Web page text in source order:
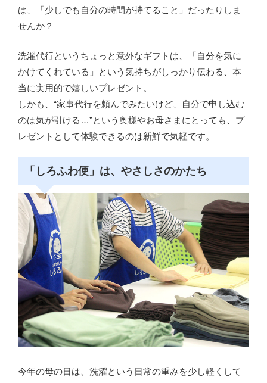
は、「少しでも自分の時間が持てること」だったりしま
せんか？
洗濯代行というちょっと意外なギフトは、「自分を気に
かけてくれている」という気持ちがしっかり伝わる、本
当に実用的で嬉しいプレゼント。
しかも、“家事代行を頼んでみたいけど、自分で申し込む
のは気が引ける…”という奥様やお母さまにとっても、プ
レゼントとして体験できるのは新鮮で気軽です。
「しろふわ便」は、やさしさのかたち
今年の母の日は、洗濯という日常の重みを少し軽くして